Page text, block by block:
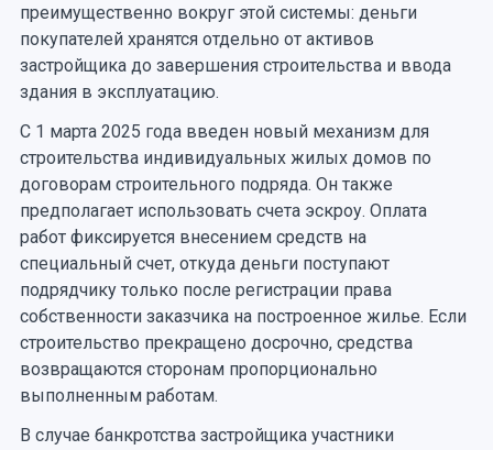
преимущественно вокруг этой системы: деньги
покупателей хранятся отдельно от активов
застройщика до завершения строительства и ввода
здания в эксплуатацию.
С 1 марта 2025 года введен новый механизм для
строительства индивидуальных жилых домов по
договорам строительного подряда. Он также
предполагает использовать счета эскроу. Оплата
работ фиксируется внесением средств на
специальный счет, откуда деньги поступают
подрядчику только после регистрации права
собственности заказчика на построенное жилье. Если
строительство прекращено досрочно, средства
возвращаются сторонам пропорционально
выполненным работам.
В случае банкротства застройщика участники